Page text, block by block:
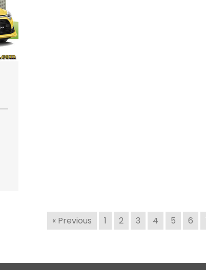
« Previous 1 2 3 4 5 6